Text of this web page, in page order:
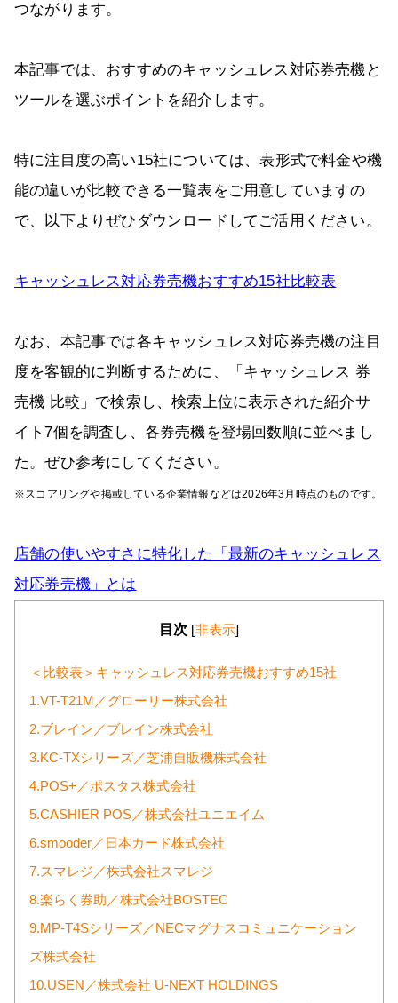
つながります。
本記事では、おすすめのキャッシュレス対応券売機と
ツールを選ぶポイントを紹介します。
特に注目度の高い15社については、表形式で料金や機
能の違いが比較できる一覧表をご用意していますの
で、以下よりぜひダウンロードしてご活用ください。
キャッシュレス対応券売機おすすめ15社比較表
なお、本記事では各キャッシュレス対応券売機の注目
度を客観的に判断するために、「キャッシュレス 券
売機 比較」で検索し、検索上位に表示された紹介サ
イト7個を調査し、各券売機を登場回数順に並べまし
た。ぜひ参考にしてください。
※スコアリングや掲載している企業情報などは2026年3月時点のものです。
店舗の使いやすさに特化した「最新のキャッシュレス
対応券売機」とは
目次 [非表示]
＜比較表＞キャッシュレス対応券売機おすすめ15社
1.VT-T21M／グローリー株式会社
2.ブレイン／ブレイン株式会社
3.KC-TXシリーズ／芝浦自販機株式会社
4.POS+／ポスタス株式会社
5.CASHIER POS／株式会社ユニエイム
6.smooder／日本カード株式会社
7.スマレジ／株式会社スマレジ
8.楽らく券助／株式会社BOSTEC
9.MP-T4Sシリーズ／NECマグナスコミュニケーション
ズ株式会社
10.USEN／株式会社 U-NEXT HOLDINGS